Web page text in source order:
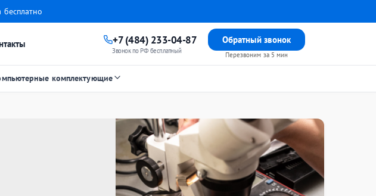
бесплатно
+7 (484) 233-04-87
Звонок по РФ бесплатный
Обратный звонок
Перезвоним за 5 мин
комплектующие